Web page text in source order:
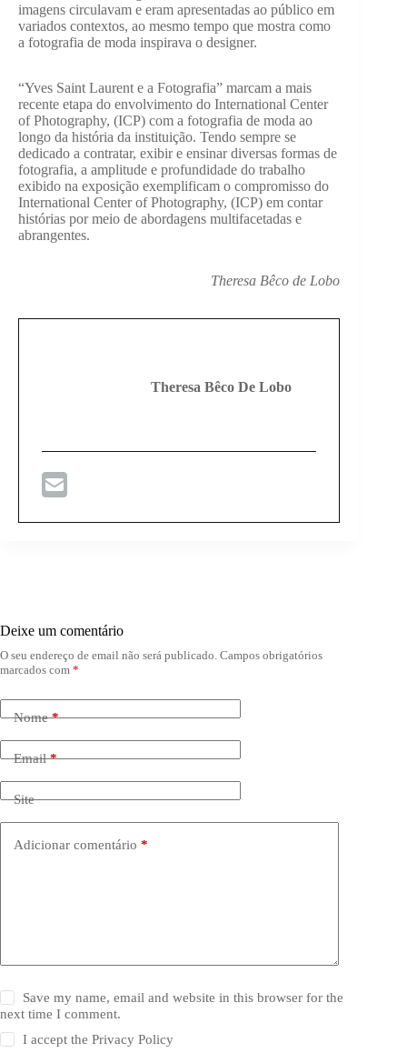
imagens circulavam e eram apresentadas ao público em
variados contextos, ao mesmo tempo que mostra como
a fotografia de moda inspirava o designer.
“Yves Saint Laurent e a Fotografia” marcam a mais
recente etapa do envolvimento do International Center
of Photography, (ICP) com a fotografia de moda ao
longo da história da instituição. Tendo sempre se
dedicado a contratar, exibir e ensinar diversas formas de
fotografia, a amplitude e profundidade do trabalho
exibido na exposição exemplificam o compromisso do
International Center of Photography, (ICP) em contar
histórias por meio de abordagens multifacetadas e
abrangentes.
Theresa Bêco de Lobo
Theresa Bêco De Lobo
Deixe um comentário
O seu endereço de email não será publicado. Campos obrigatórios
marcados com *
Nome*
Email*
Site
Adicionar comentário *
Save my name, email and website in this browser for the
next time I comment.
I accept thePrivacy Policy